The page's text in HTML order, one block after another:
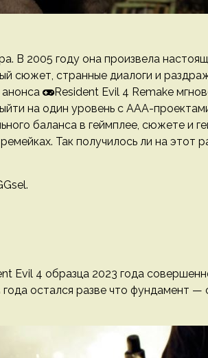
В 2005 году она произвела
сюжет, странные диалоги и
Resident Evil 4 Remake
на один уровень с ААА-
баланса в геймплее, сюжете и
Так получилось ли на этот
Evil 4 образца 2023 года
остался разве что фундамент —